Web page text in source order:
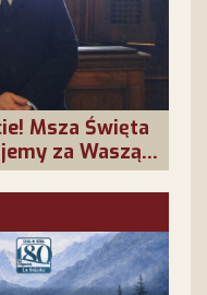
Msza Święta
za Waszą